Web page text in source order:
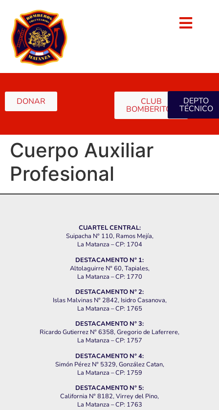
DONAR CLUB
BOMBERITOS
DEPTO
TÉCNICO
Cuerpo Auxiliar
Profesional
CUARTEL CENTRAL:
Suipacha N° 110, Ramos Mejía,
La Matanza – CP: 1704
DESTACAMENTO N° 1:
Altolaguirre N° 60, Tapiales,
La Matanza – CP: 1770
DESTACAMENTO N° 2:
Islas Malvinas N° 2842, Isidro Casanova,
La Matanza – CP: 1765
DESTACAMENTO N° 3:
Ricardo Gutierrez N° 6358, Gregorio de Laferrere,
La Matanza – CP: 1757
DESTACAMENTO N° 4:
Simón Pérez N° 5329, González Catan,
La Matanza – CP: 1759
DESTACAMENTO N° 5:
California N° 8182, Virrey del Pino,
La Matanza – CP: 1763